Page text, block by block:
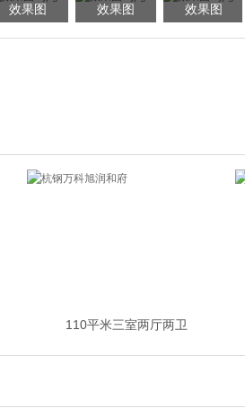
效果图 效果图 效果图
110平米三室两厅两卫